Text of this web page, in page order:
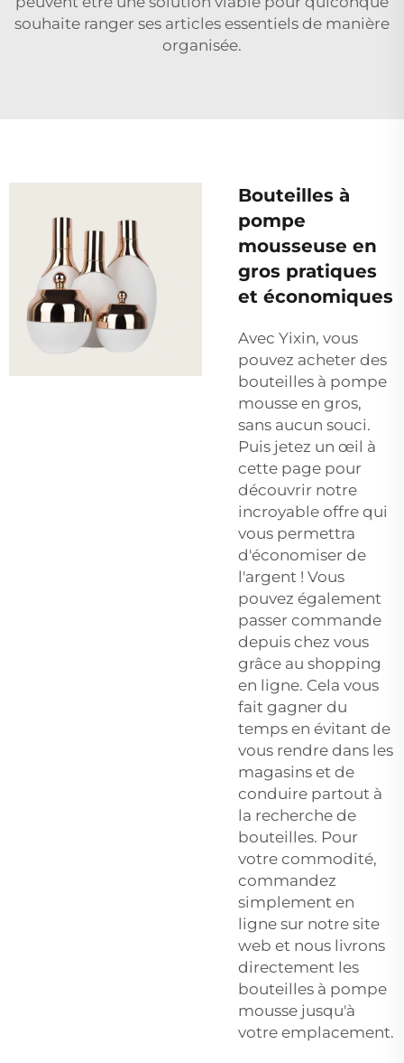
souhaite ranger ses articles essentiels de manière
organisée.
Bouteilles à
pompe
mousseuse en
gros pratiques
et économiques
Avec Yixin, vous
pouvez acheter des
bouteilles à pompe
mousse en gros,
sans aucun souci.
Puis jetez un œil à
cette page pour
découvrir notre
incroyable offre qui
vous permettra
d'économiser de
l'argent ! Vous
pouvez également
passer commande
depuis chez vous
grâce au shopping
en ligne. Cela vous
fait gagner du
temps en évitant de
vous rendre dans les
magasins et de
conduire partout à
la recherche de
bouteilles. Pour
votre commodité,
commandez
simplement en
ligne sur notre site
web et nous livrons
directement les
bouteilles à pompe
mousse jusqu'à
votre emplacement.